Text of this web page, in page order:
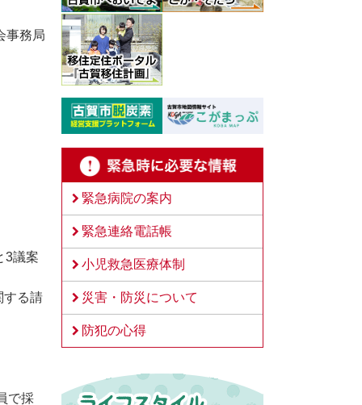
事務局
3議案
する請
で採
緊急病院の案内
緊急連絡電話帳
小児救急医療体制
災害・防災について
防犯の心得